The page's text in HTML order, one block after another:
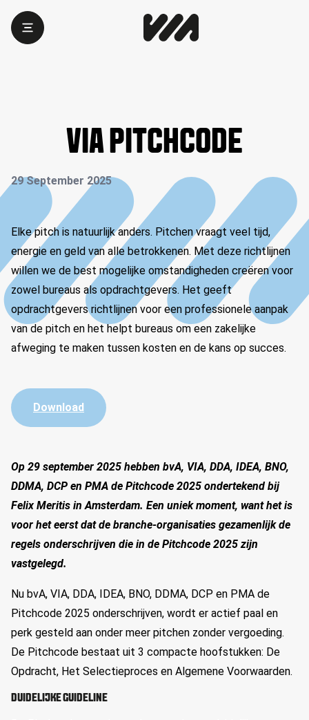
VIA PITCHCODE
29 September 2025
Elke pitch is natuurlijk anders. Pitchen vraagt veel tijd,
energie en geld van alle betrokkenen. Met deze richtlijnen
willen we de best mogelijke omstandigheden creëren voor
zowel bureaus als opdrachtgevers. Het geeft
opdrachtgevers richtlijnen voor een professionele aanpak
van de pitch en het helpt bureaus om een zakelijke
afweging te maken tussen kosten en de kans op succes.
Download
Op 29 september 2025 hebben bvA, VIA, DDA, IDEA, BNO,
DDMA, DCP en PMA de Pitchcode 2025 ondertekend bij
Felix Meritis in Amsterdam. Een uniek moment, want het is
voor het eerst dat de branche-organisaties gezamenlijk de
regels onderschrijven die in de Pitchcode 2025 zijn
vastgelegd.
Nu bvA, VIA, DDA, IDEA, BNO, DDMA, DCP en PMA de
Pitchcode 2025 onderschrijven, wordt er actief paal en
perk gesteld aan onder meer pitchen zonder vergoeding.
De Pitchcode bestaat uit 3 compacte hoofstukken: De
Opdracht, Het Selectieproces en Algemene Voorwaarden.
DUIDELIJKE GUIDELINE